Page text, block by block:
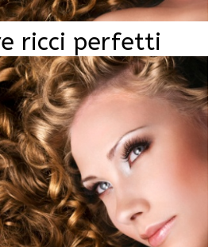
ricci perfetti